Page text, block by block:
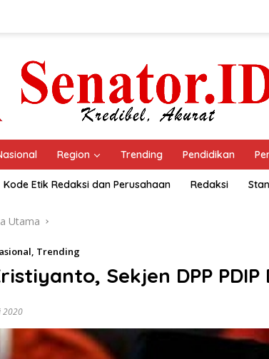
Region Trending Pendidikan
Kode Etik Redaksi dan Perusahaan Redaksi
Utama
, Trending
Sekjen DPP PDIP
2020